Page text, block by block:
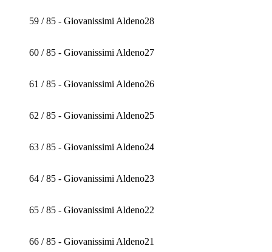
59 / 85 - Giovanissimi Aldeno28
60 / 85 - Giovanissimi Aldeno27
61 / 85 - Giovanissimi Aldeno26
62 / 85 - Giovanissimi Aldeno25
63 / 85 - Giovanissimi Aldeno24
64 / 85 - Giovanissimi Aldeno23
65 / 85 - Giovanissimi Aldeno22
66 / 85 - Giovanissimi Aldeno21